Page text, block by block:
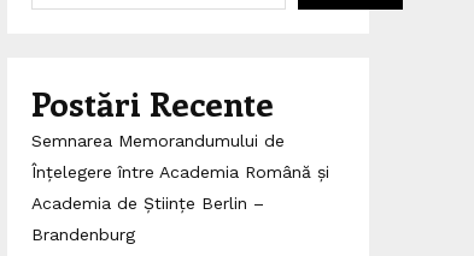
Postări Recente
Semnarea Memorandumului de
Înțelegere între Academia Română și
Academia de Științe Berlin –
Brandenburg